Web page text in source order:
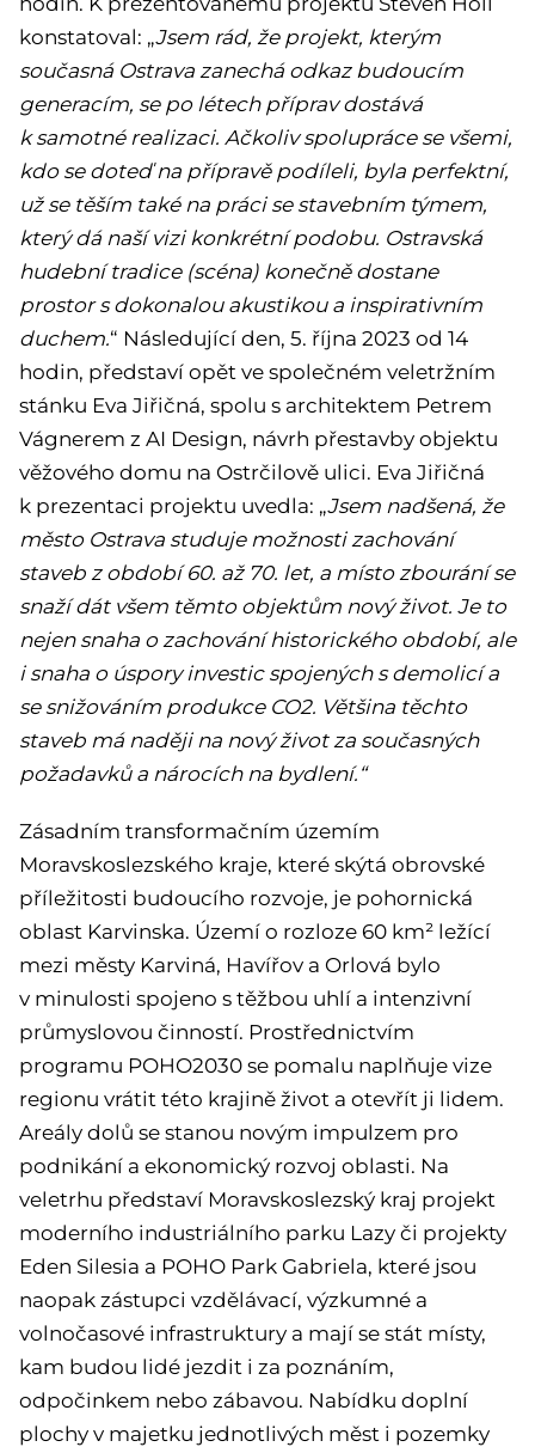
konstatoval: „Jsem rád, že projekt, kterým
současná Ostrava zanechá odkaz budoucím
generacím, se po létech příprav dostává
k samotné realizaci. Ačkoliv spolupráce se všemi,
kdo se doteď na přípravě podíleli, byla perfektní,
už se těším také na práci se stavebním týmem,
který dá naší vizi konkrétní podobu. Ostravská
hudební tradice (scéna) konečně dostane
prostor s dokonalou akustikou a inspirativním
duchem.“ Následující den, 5. října 2023 od 14
hodin, představí opět ve společném veletržním
stánku Eva Jiřičná, spolu s architektem Petrem
Vágnerem z AI Design, návrh přestavby objektu
věžového domu na Ostrčilově ulici. Eva Jiřičná
k prezentaci projektu uvedla: „Jsem nadšená, že
město Ostrava studuje možnosti zachování
staveb z období 60. až 70. let, a místo zbourání se
snaží dát všem těmto objektům nový život. Je to
nejen snaha o zachování historického období, ale
i snaha o úspory investic spojených s demolicí a
se snižováním produkce CO2. Většina těchto
staveb má naději na nový život za současných
požadavků a nárocích na bydlení.“
Zásadním transformačním územím
Moravskoslezského kraje, které skýtá obrovské
příležitosti budoucího rozvoje, je pohornická
oblast Karvinska. Území o rozloze 60 km² ležící
mezi městy Karviná, Havířov a Orlová bylo
v minulosti spojeno s těžbou uhlí a intenzivní
průmyslovou činností. Prostřednictvím
programu POHO2030 se pomalu naplňuje vize
regionu vrátit této krajině život a otevřít ji lidem.
Areály dolů se stanou novým impulzem pro
podnikání a ekonomický rozvoj oblasti. Na
veletrhu představí Moravskoslezský kraj projekt
moderního industriálního parku Lazy či projekty
Eden Silesia a POHO Park Gabriela, které jsou
naopak zástupci vzdělávací, výzkumné a
volnočasové infrastruktury a mají se stát místy,
kam budou lidé jezdit i za poznáním,
odpočinkem nebo zábavou. Nabídku doplní
plochy v majetku jednotlivých měst i pozemky